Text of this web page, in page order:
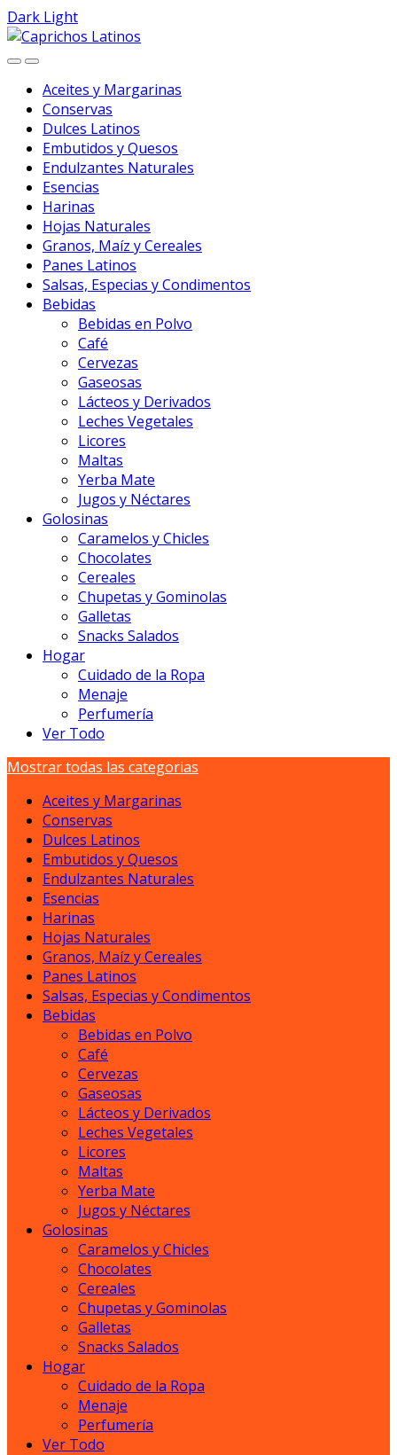
Dark Light
Skip
to
Skip
to
Aceites y Margarinas
Conservas
Dulces Latinos
Embutidos y Quesos
Endulzantes Naturales
Esencias
Harinas
Hojas Naturales
Granos, Maíz y Cereales
Panes Latinos
Salsas, Especias y Condimentos
Bebidas
Bebidas en Polvo
Café
Cervezas
Gaseosas
Lácteos y Derivados
Leches Vegetales
Licores
Maltas
Yerba Mate
Jugos y Néctares
Golosinas
Caramelos y Chicles
Chocolates
Cereales
Chupetas y Gominolas
Galletas
Snacks Salados
Hogar
Cuidado de la Ropa
Menaje
Perfumería
Ver Todo
Mostrar todas las categorias
Aceites y Margarinas
Conservas
Dulces Latinos
Embutidos y Quesos
Endulzantes Naturales
Esencias
Harinas
Hojas Naturales
Granos, Maíz y Cereales
Panes Latinos
Salsas, Especias y Condimentos
Bebidas
Bebidas en Polvo
Café
Cervezas
Gaseosas
Lácteos y Derivados
Leches Vegetales
Licores
Maltas
Yerba Mate
Jugos y Néctares
Golosinas
Caramelos y Chicles
Chocolates
Cereales
Chupetas y Gominolas
Galletas
Snacks Salados
Hogar
Cuidado de la Ropa
Menaje
Perfumería
Ver Todo